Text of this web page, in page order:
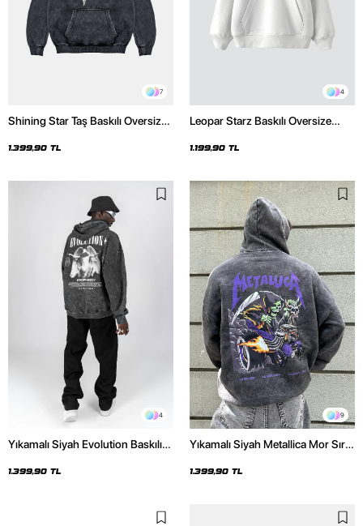
7
Shining Star Taş Baskılı Oversize
Hoodie
1.399,90 TL
4
Leopar Starz Baskılı Oversize
1.199,90 TL
4
Yıkamalı Siyah Evolution Baskılı
Hoodie
1.399,90 TL
9
Yıkamalı Siyah Metallica Mor Sırt
Hoodie
1.399,90 TL